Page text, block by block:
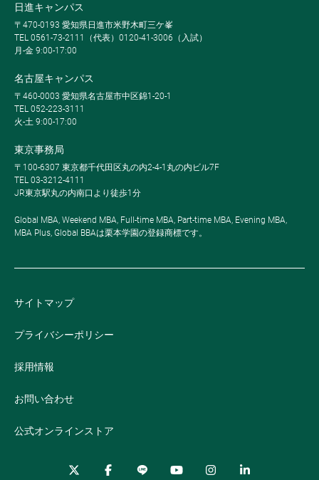
日進キャンパス
〒470-0193 愛知県日進市米野木町三ケ峯
TEL 0561-73-2111（代表）0120-41-3006（入試）
月-金 9:00-17:00
名古屋キャンパス
〒460-0003 愛知県名古屋市中区錦1-20-1
TEL 052-223-3111
火-土 9:00-17:00
東京事務局
〒100-6307 東京都千代田区丸の内2-4-1丸の内ビル7F
TEL 03-3212-4111
JR東京駅丸の内南口より徒歩1分
Global MBA, Weekend MBA, Full-time MBA, Part-time MBA, Evening MBA,
MBA Plus, Global BBAは栗本学園の登録商標です。
サイトマップ
プライバシーポリシー
採用情報
お問い合わせ
公式オンラインストア